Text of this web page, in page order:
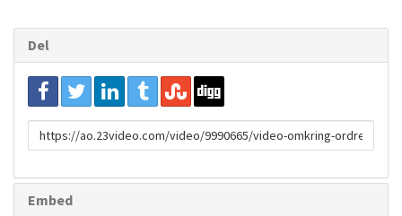
Del
URL
to
Embed